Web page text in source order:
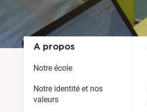
A propos
Notre école
Notre identité et nos
valeurs